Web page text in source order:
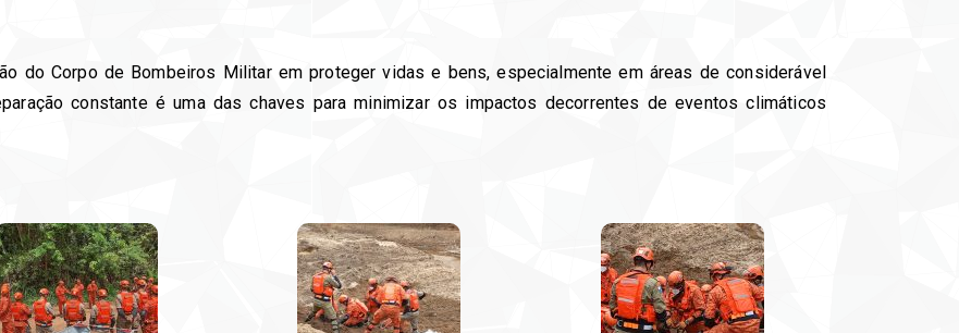
do Corpo de Bombeiros Militar em proteger vidas e bens, especialmente em áreas de considerável
constante é uma das chaves para minimizar os impactos decorrentes de eventos climáticos